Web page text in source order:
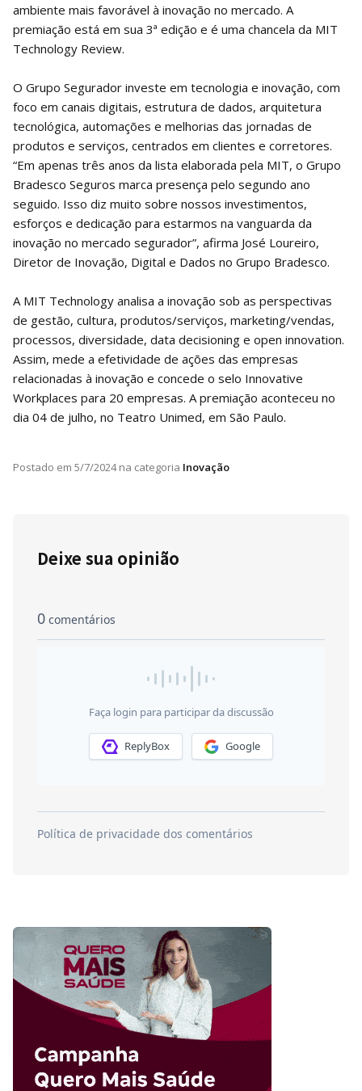
ambiente mais favorável à inovação no mercado. A
premiação está em sua 3ª edição e é uma chancela da MIT
Technology Review.
O Grupo Segurador investe em tecnologia e inovação, com
foco em canais digitais, estrutura de dados, arquitetura
tecnológica, automações e melhorias das jornadas de
produtos e serviços, centrados em clientes e corretores.
“Em apenas três anos da lista elaborada pela MIT, o Grupo
Bradesco Seguros marca presença pelo segundo ano
seguido. Isso diz muito sobre nossos investimentos,
esforços e dedicação para estarmos na vanguarda da
inovação no mercado segurador”, afirma José Loureiro,
Diretor de Inovação, Digital e Dados no Grupo Bradesco.
A MIT Technology analisa a inovação sob as perspectivas
de gestão, cultura, produtos/serviços, marketing/vendas,
processos, diversidade, data decisioning e open innovation.
Assim, mede a efetividade de ações das empresas
relacionadas à inovação e concede o selo Innovative
Workplaces para 20 empresas. A premiação aconteceu no
dia 04 de julho, no Teatro Unimed, em São Paulo.
Postado em 5/7/2024na categoria Inovação
Deixe sua opinião